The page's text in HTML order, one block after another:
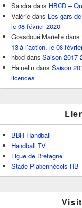
Sandra dans HBCD –
Valérie dans Les gars
le 08 février 2020
Goasdoué Marielle dans
13 à l’action, le 08
hbcd dans Saison 2017-
Hamelin dans Saison
licences
BBH Handball
Handball TV
Ligue de Bretagne
Stade Plabennécois HB